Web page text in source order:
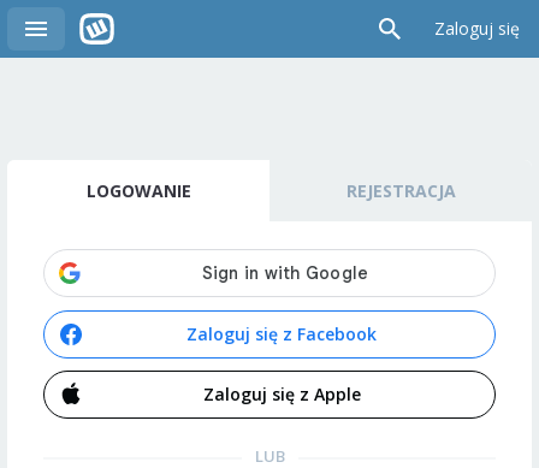
Zaloguj się
LOGOWANIE REJESTRACJA
Zaloguj się z Facebook
Zaloguj się z Apple
LUB